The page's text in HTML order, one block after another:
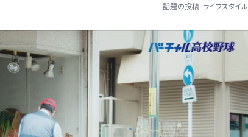
話題の投稿 ライフスタイル